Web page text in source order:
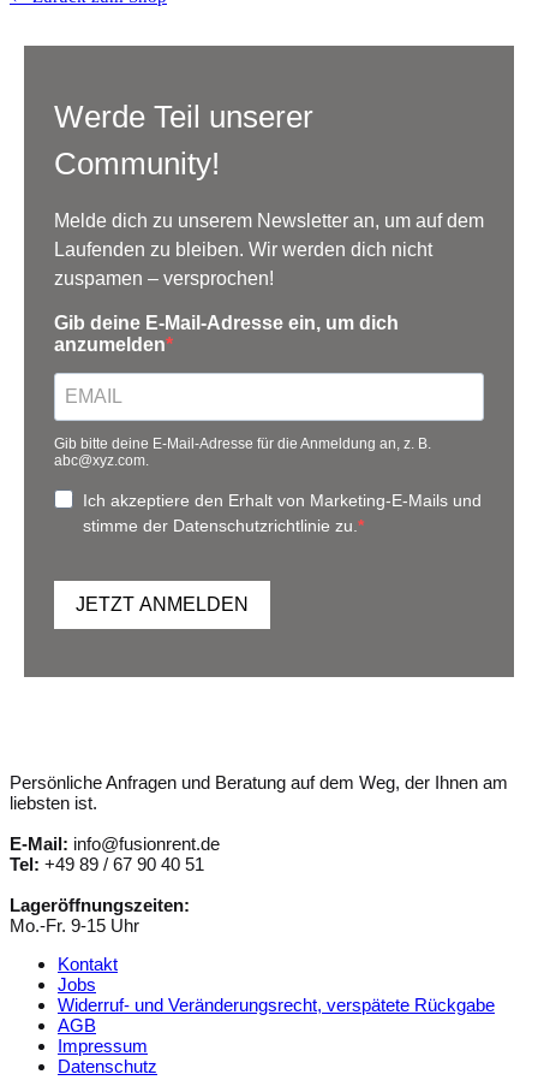
Werde Teil unserer
Community!
Melde dich zu unserem Newsletter an, um auf dem
Laufenden zu bleiben. Wir werden dich nicht
zuspamen – versprochen!
Gib deine E-Mail-Adresse ein, um dich
anzumelden
Gib bitte deine E-Mail-Adresse für die Anmeldung an, z. B.
abc@xyz.com.
Ich akzeptiere den Erhalt von Marketing-E-Mails und
stimme der Datenschutzrichtlinie zu.
JETZT ANMELDEN
Persönliche Anfragen und Beratung auf dem Weg, der Ihnen am
liebsten ist.
E-Mail: info@fusionrent.de
Tel: +49 89 / 67 90 40 51
Lageröffnungszeiten:
Mo.-Fr. 9-15 Uhr
Kontakt
Jobs
Widerruf- und Veränderungsrecht, verspätete Rückgabe
AGB
Impressum
Datenschutz